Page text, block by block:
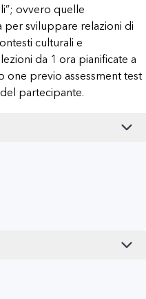
ovvero quelle
per sviluppare relazioni di
culturali e
da 1 ora pianificate a
one previo assessment test
partecipante.